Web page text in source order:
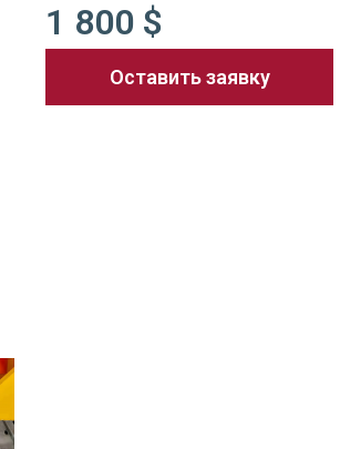
1 800 $
Оставить заявку